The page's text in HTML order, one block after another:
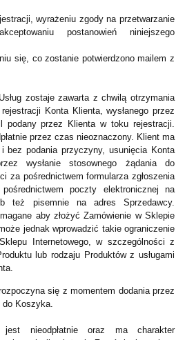
wyrażeniu zgody na przetwarzanie
postanowień niniejszego
się, co zostanie potwierdzono mailem z
zostaje zawarta z chwilą otrzymania
Konta Klienta, wysłanego przez
podany przez Klienta w toku rejestracji.
przez czas nieoznaczony. Klient ma
bez podania przyczyny, usunięcia Konta
wysłanie stosownego żądania do
za pośrednictwem formularza zgłoszenia
poczty elektronicznej na
też pisemnie na adres Sprzedawcy.
aby złożyć Zamówienie w Sklepie
jednak wprowadzić takie ograniczenie
Internetowego, w szczególności z
lub rodzaju Produktów z usługami
się z momentem dodania przez
do Koszyka.
nieodpłatnie oraz ma charakter